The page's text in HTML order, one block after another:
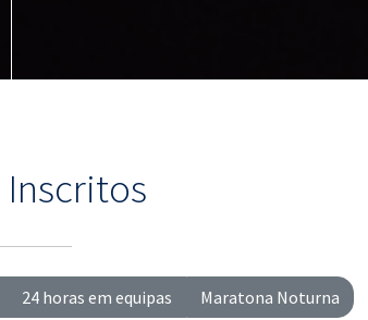
Inscritos
24 horas em equipas Maratona Noturna